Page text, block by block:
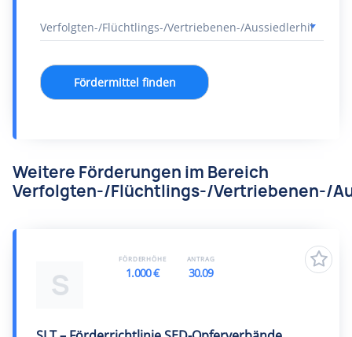
Fördermittel finden
Weitere Förderungen im Bereich
Verfolgten-/Flüchtlings-/Vertriebenen-/
S
FÖRDERHÖHE
1.000 €
ANTRAG
30.09